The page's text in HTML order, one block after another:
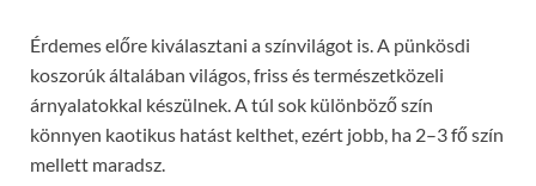
Érdemes előre kiválasztani a színvilágot is. A pünkösdi
koszorúk általában világos, friss és természetközeli
árnyalatokkal készülnek. A túl sok különböző szín
könnyen kaotikus hatást kelthet, ezért jobb, ha 2–3 fő szín
mellett maradsz.